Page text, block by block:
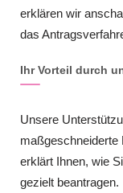
erklären wir
das
Ihr Vorteil durch
Unsere
maßgeschneiderte
erklärt Ihnen, wie
gezielt beantragen.